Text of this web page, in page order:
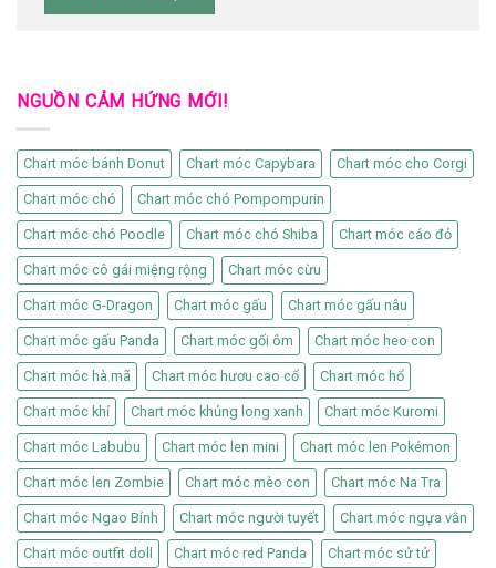
NGUỒN CẢM HỨNG MỚI!
Chart móc bánh Donut Chart móc Capybara Chart móc cho Corgi
Chart móc chó Chart móc chó Pompompurin
Chart móc chó Poodle Chart móc chó Shiba Chart móc cáo đỏ
Chart móc cô gái miệng rộng Chart móc cừu
Chart móc G-Dragon Chart móc gấu Chart móc gấu nâu
Chart móc gấu Panda Chart móc gối ôm Chart móc heo con
Chart móc hà mã Chart móc hươu cao cổ Chart móc hổ
Chart móc khỉ Chart móc khủng long xanh Chart móc Kuromi
Chart móc Labubu Chart móc len mini Chart móc len Pokémon
Chart móc len Zombie Chart móc mèo con Chart móc Na Tra
Chart móc Ngao Bính Chart móc người tuyết Chart móc ngựa vằn
Chart móc outfit doll Chart móc red Panda Chart móc sử tử